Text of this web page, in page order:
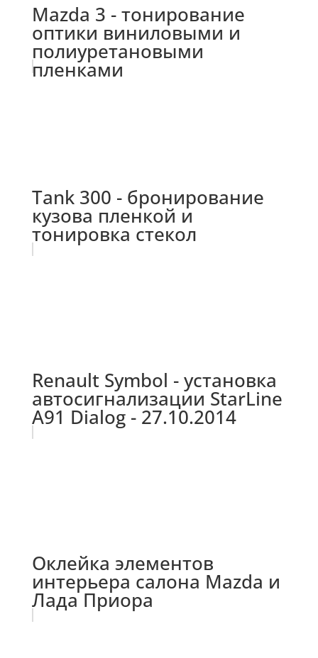
Mazda 3 - тонирование
оптики виниловыми и
полиуретановыми
пленками
Tank 300 - бронирование
кузова пленкой и
тонировка стекол
Renault Symbol - установка
автосигнализации StarLine
A91 Dialog - 27.10.2014
Оклейка элементов
интерьера салона Mazda и
Лада Приора